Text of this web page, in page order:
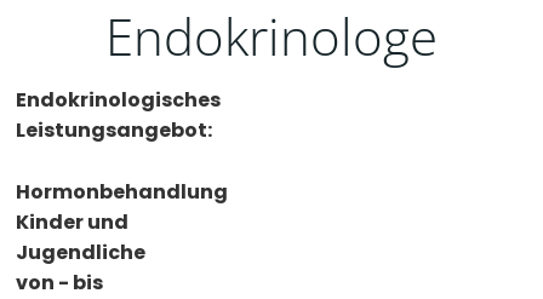
Endokrinologe
Endokrinologisches
Leistungsangebot:
Hormonbehandlung
Kinder und
Jugendliche
von - bis